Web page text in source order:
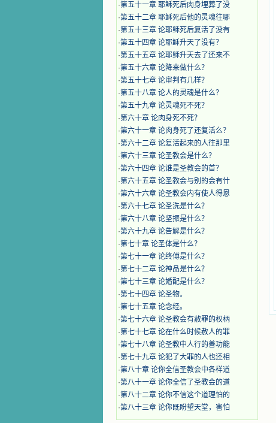
·第五十一章 耶稣死后肉身埋葬了没
·第五十二章 耶稣死后他的灵魂往哪
·第五十三章 论耶稣死后复活了没有
·第五十四章 论耶稣升天了没有？
·第五十五章 论耶稣升天去了还来不
·第五十六章 论降来做什么？
·第五十七章 论审判有几样？
·第五十八章 论人的灵魂是什么？
·第五十九章 论灵魂死不死？
·第六十章 论肉身死不死？
·第六十一章 论肉身死了还复活么？
·第六十二章 论复活起来的人往那里
·第六十三章 论圣教会是什么？
·第六十四章 论谁是圣教会的首？
·第六十五章 论圣教会与别的会有什
·第六十六章 论圣教会内有使人得恩
·第六十七章 论圣洗是什么？
·第六十八章 论坚振是什么？
·第六十九章 论告解是什么？
·第七十章 论圣体是什么？
·第七十一章 论终傅是什么？
·第七十二章 论神品是什么？
·第七十三章 论婚配是什么？
·第七十四章 论圣物。
·第七十五章 论念经。
·第七十六章 论圣教会有赦罪的权柄
·第七十七章 论在什么时候赦人的罪
·第七十八章 论圣教中人行的善功能
·第七十九章 论犯了大罪的人也还相
·第八十章 论你全信圣教会中各样道
·第八十一章 论你全信了圣教会的道
·第八十二章 论你不信这个道理怕的
·第八十三章 论你既盼望天堂，害怕